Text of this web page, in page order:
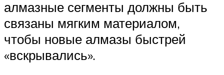
алмазные сегменты должны быть
связаны мягким материалом,
чтобы новые алмазы быстрей
«вскрывались».